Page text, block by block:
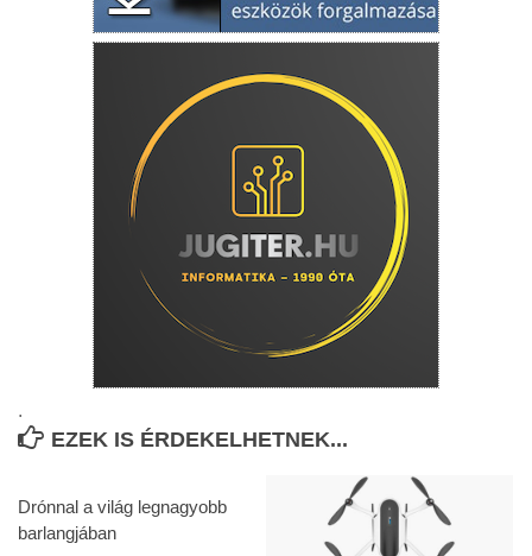
.
EZEK IS ÉRDEKELHETNEK...
Drónnal a világ legnagyobb
barlangjában